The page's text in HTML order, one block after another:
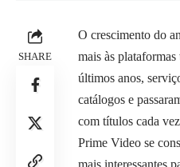
SHARE
O crescimento do
mais às
últimos anos,
catálogos e
com títulos cada
Prime Video se
mais interessantes